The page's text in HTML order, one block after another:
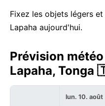
Fixez les objets légers
Lapaha aujourd'hui.
Prévision
Lapaha, Tonga
lun. 10. août